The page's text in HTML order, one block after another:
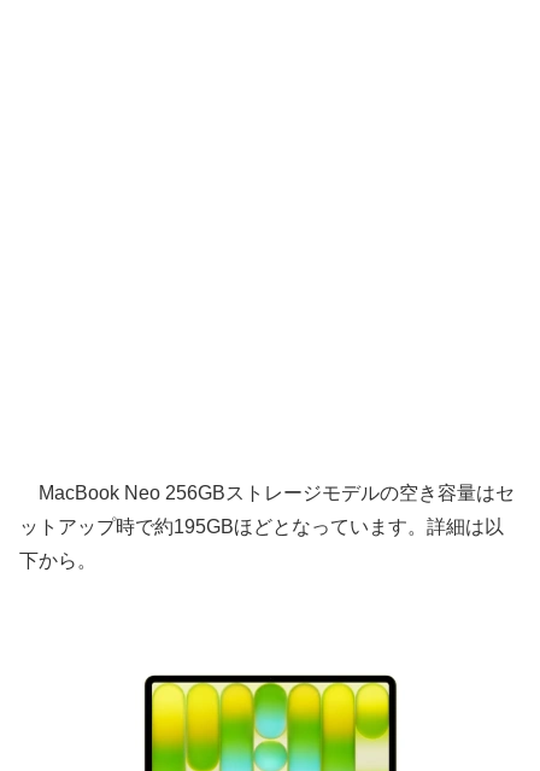
MacBook Neo 256GBストレージモデルの空き容量はセ
ットアップ時で約195GBほどとなっています。詳細は以
下から。